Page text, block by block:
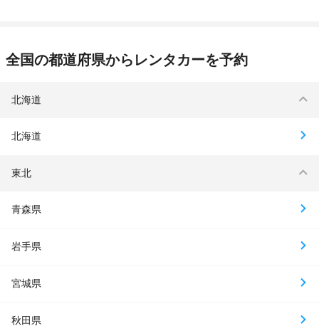
全国の都道府県からレンタカーを予約
北海道
北海道
東北
青森県
岩手県
宮城県
秋田県